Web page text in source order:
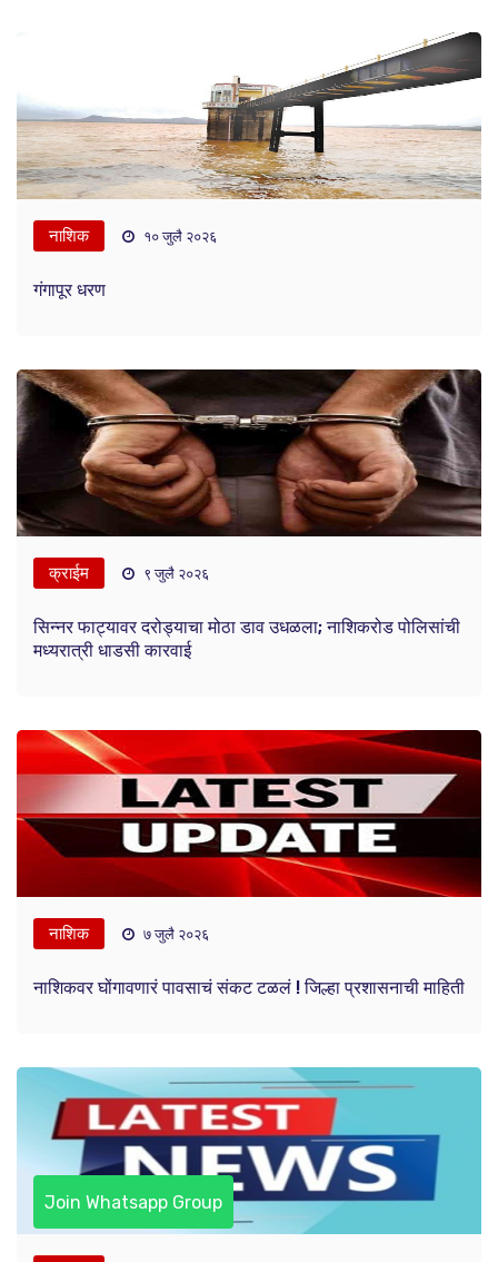
नाशिक १० जुलै २०२६
गंगापूर धरण
क्राईम ९ जुलै २०२६
सिन्नर फाट्यावर दरोड्याचा मोठा डाव उधळला; नाशिकरोड पोलिसांची
मध्यरात्री धाडसी कारवाई
नाशिक ७ जुलै २०२६
नाशिकवर घोंगावणारं पावसाचं संकट टळलं ! जिल्हा प्रशासनाची माहिती
Join Whatsapp Group